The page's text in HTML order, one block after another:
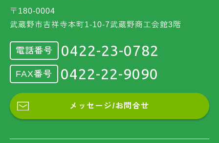
〒180-0004
武蔵野市吉祥寺本町1-10-7武蔵野商工会館3階
電話番号 0422-23-0782
FAX番号 0422-22-9090
メッセージ/お問合せ